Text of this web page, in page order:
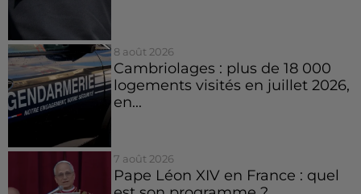
8 août 2026
Cambriolages : plus de 18 000
logements visités en juillet 2026,
en...
7 août 2026
Pape Léon XIV en France : quel